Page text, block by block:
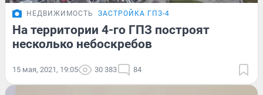
НЕДВИЖИМОСТЬ ЗАСТРОЙКА ГПЗ-4
На территории 4-го ГПЗ построят
несколько небоскребов
15 мая, 2021, 19:05 30 383 84